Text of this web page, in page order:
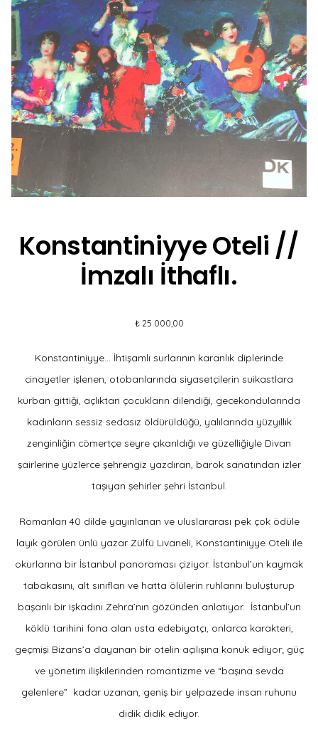
Konstantiniyye Oteli //
İmzalı İthaflı.
₺25.000,00
Konstantiniyye… İhtişamlı surlarının karanlık diplerinde
cinayetler işlenen, otobanlarında siyasetçilerin suikastlara
kurban gittiği, açlıktan çocukların dilendiği, gecekondularında
kadınların sessiz sedasız öldürüldüğü, yalılarında yüzyıllık
zenginliğin cömertçe seyre çıkarıldığı ve güzelliğiyle Divan
şairlerine yüzlerce şehrengiz yazdıran, barok sanatından izler
taşıyan şehirler şehri İstanbul.
Romanları 40 dilde yayınlanan ve uluslararası pek çok ödüle
layık görülen ünlü yazar Zülfü Livaneli, Konstantiniyye Oteli ile
okurlarına bir İstanbul panoraması çiziyor. İstanbul’un kaymak
tabakasını, alt sınıfları ve hatta ölülerin ruhlarını buluşturup
başarılı bir işkadını Zehra’nın gözünden anlatıyor. İstanbul’un
köklü tarihini fona alan usta edebiyatçı, onlarca karakteri,
geçmişi Bizans’a dayanan bir otelin açılışına konuk ediyor; güç
ve yönetim ilişkilerinden romantizme ve “başına sevda
gelenlere” kadar uzanan, geniş bir yelpazede insan ruhunu
didik didik ediyor.